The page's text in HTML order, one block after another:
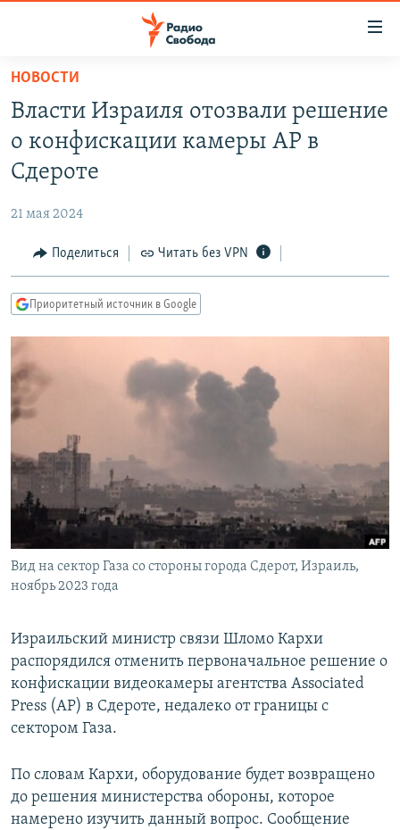
упрощенного
доступа
основному
Вернутся
Вернутся
ПОДКАСТЫ
АВТОРСКИЕ ПРОЕКТЫ
МНЕНИЯ
КУЛЬТУРА
КАВКАЗ.РЕАЛИИ
СИБИРЬ.РЕАЛИИ
РАСПИСАНИЕ ВЕЩАНИЯ
ПОДПИШИТЕСЬ НА РАССЫЛКУ
СОЦИАЛЬНЫЕ СЕТИ
НОВОСТИ
Власти Израиля отозвали решение
о конфискации камеры AP в
Сдероте
21 мая 2024
Поделиться Читать без VPN
Приоритетный источник в Google
Вид на сектор Газа со стороны города Сдерот, Израиль,
ноябрь 2023 года
Израильский министр связи Шломо Кархи
распорядился отменить первоначальное решение о
конфискации видеокамеры агентства Associated
Press (AP) в Сдероте, недалеко от границы с
сектором Газа.
По словам Кархи, оборудование будет возвращено
до решения министерства обороны, которое
намерено изучить данный вопрос. Сообщение